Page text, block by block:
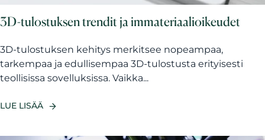
3D-tulostuksen trendit ja immateriaalioikeudet
3D-tulostuksen kehitys merkitsee nopeampaa,
tarkempaa ja edullisempaa 3D-tulostusta erityisesti
teollisissa sovelluksissa. Vaikka...
LUE LISÄÄ